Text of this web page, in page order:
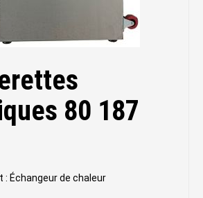
80 187
: Échangeur de chaleur